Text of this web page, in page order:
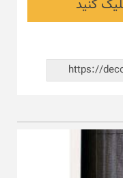
کنید